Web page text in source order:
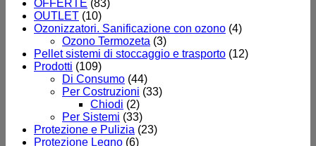
OFFERTE (83)
OUTLET (10)
Ozonizzatori. Sanificazione con ozono (4)
Ozono Termozeta (3)
Pellet sistemi di stoccaggio e trasporto (12)
Prodotti (109)
Di Consumo (44)
Per Costruzioni (33)
Chiodi (2)
Per Sistemi (33)
Protezione e Pulizia (23)
Protezione Legno (6)